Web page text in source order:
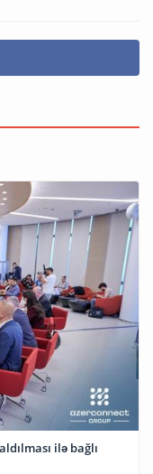
ilə bağlı